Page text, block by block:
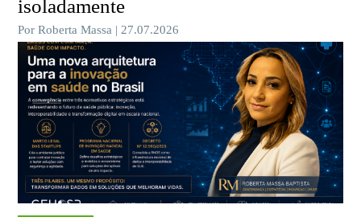
isoladamente
Por Roberta Massa | 27.07.2026